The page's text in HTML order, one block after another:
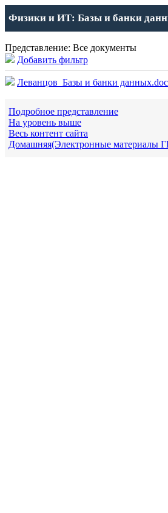
Физики и ИТ: Базы и банки
Представление: Все документы
Добавить фильтр
Леванцов_Базы и банки данных.doc
Подробное представление
На уровень выше
Весь контент сайта
Домашняя(Электронные материалы